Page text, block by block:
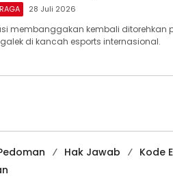
28 Juli 2026
membanggakan kembali ditorehkan
di kancah esports internasional.
Hak Jawab Kode